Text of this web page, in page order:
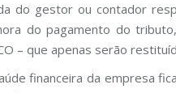
do gestor ou contador
do pagamento do
– que apenas serão
financeira da empresa